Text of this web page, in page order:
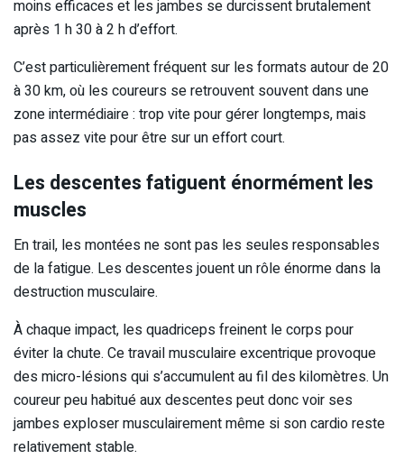
moins efficaces et les jambes se durcissent brutalement
après 1 h 30 à 2 h d’effort.
C’est particulièrement fréquent sur les formats autour de 20
à 30 km, où les coureurs se retrouvent souvent dans une
zone intermédiaire : trop vite pour gérer longtemps, mais
pas assez vite pour être sur un effort court.
Les descentes fatiguent énormément les
muscles
En trail, les montées ne sont pas les seules responsables
de la fatigue. Les descentes jouent un rôle énorme dans la
destruction musculaire.
À chaque impact, les quadriceps freinent le corps pour
éviter la chute. Ce travail musculaire excentrique provoque
des micro-lésions qui s’accumulent au fil des kilomètres. Un
coureur peu habitué aux descentes peut donc voir ses
jambes exploser musculairement même si son cardio reste
relativement stable.